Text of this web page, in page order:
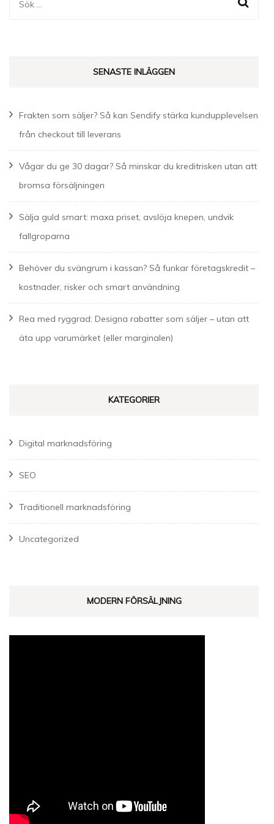
SENASTE INLÄGGEN
Frakten som säljer? Så kan Sendify stärka kundupplevelsen
från checkout till leverans
Vågar du ge 30 dagar? Så minskar du kreditrisken utan att
bromsa försäljningen
Sälja guld smart: maxa priset, avslöja knepen, undvik
fallgroparna
Behöver du svängrum i kassan? Så funkar företagskredit –
kostnader, risker och smart användning
Rea med ryggrad: Designa rabatter som säljer – utan att
äta upp varumärket (eller marginalen)
KATEGORIER
Digital marknadsföring
SEO
Traditionell marknadsföring
Uncategorized
MODERN FÖRSÄLJNING